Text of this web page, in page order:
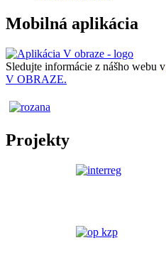
Mobilná aplikácia
Sledujte informácie z nášho webu v
V OBRAZE.
Projekty